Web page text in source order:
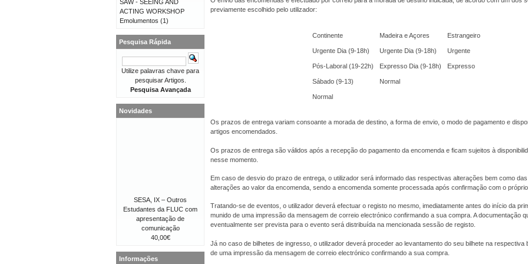
previamente escolhido pelo utilizador:
Continente Madeira e Açores Estrangeiro
Urgente Dia (9-18h) Urgente Dia (9-18h) Urgente
Pós-Laboral (19-22h) Expresso Dia (9-18h) Expresso
Sábado (9-13) Normal
Normal
Os prazos de entrega variam consoante a morada de destino, a forma de envio, o modo de pagamento e
artigos encomendados.
Os prazos de entrega são válidos após a recepção do pagamento da encomenda e ficam sujeitos à
nesse momento.
Em caso de desvio do prazo de entrega, o utilizador será informado das respectivas alterações bem como
alterações ao valor da encomenda, sendo a encomenda somente processada após confirmação com o
Tratando-se de eventos, o utilizador deverá efectuar o registo no mesmo, imediatamente antes do início da
munido de uma impressão da mensagem de correio electrónico confirmando a sua compra. A documentação
eventualmente ser prevista para o evento será distribuída na mencionada sessão de registo.
Já no caso de bilhetes de ingresso, o utilizador deverá proceder ao levantamento do seu bilhete na respectiva
de uma impressão da mensagem de correio electrónico confirmando a sua compra.
SAW - SEEING AND
ACTING WORKSHOP
Emolumentos (1)
Pesquisa Rápida
Utilize palavras chave para
pesquisar Artigos.
Pesquisa Avançada
Novidades
SESA, IX – Outros
Estudantes da FLUC com
apresentação de
comunicação
40,00€
Informações